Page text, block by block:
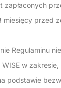
zapłaconych
miesięcy przed
Regulaminu
w
podstawie